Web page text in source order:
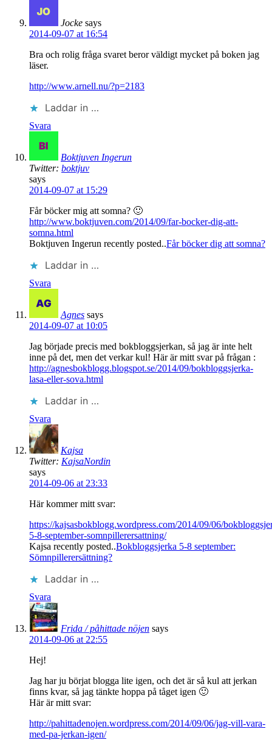
Jocke says
2014-09-07 at 16:54
Bra och rolig fråga svaret beror väldigt mycket på boken jag
läser.
http://www.arnell.nu/?p=2183
Laddar in …
Svara
Boktjuven Ingerun
Twitter: boktjuv
says
2014-09-07 at 15:29
Får böcker mig att somna? 🙂
http://www.boktjuven.com/2014/09/far-bocker-dig-att-
somna.html
Boktjuven Ingerun recently posted..Får böcker dig att somna?
Laddar in …
Svara
Agnes says
2014-09-07 at 10:05
Jag började precis med bokbloggsjerkan, så jag är inte helt
inne på det, men det verkar kul! Här är mitt svar på frågan :
http://agnesbokblogg.blogspot.se/2014/09/bokbloggsjerka-
lasa-eller-sova.html
Laddar in …
Svara
Kajsa
Twitter: KajsaNordin
says
2014-09-06 at 23:33
Här kommer mitt svar:
https://kajsasbokblogg.wordpress.com/2014/09/06/
5-8-september-somnpillerersattning/
Kajsa recently posted..Bokbloggsjerka 5-8 september:
Sömnpillerersättning?
Laddar in …
Svara
Frida / påhittade nöjen says
2014-09-06 at 22:55
Hej!
Jag har ju börjat blogga lite igen, och det är så kul att jerkan
finns kvar, så jag tänkte hoppa på tåget igen 🙂
Här är mitt svar:
http://pahittadenojen.wordpress.com/2014/09/06/jag-vill-vara-
med-pa-jerkan-igen/